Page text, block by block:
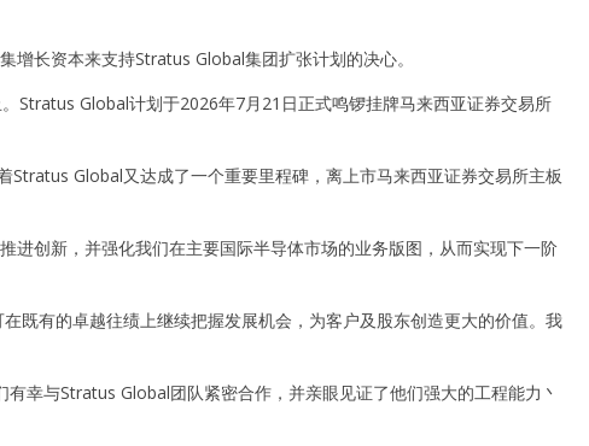
长资本来支持Stratus Global集团扩张计划的决心。
Stratus Global计划于2026年7月21日正式鸣锣挂牌马来西亚证券交易所
Global又达成了一个重要里程碑，离上市马来西亚证券交易所主板
进创新，并强化我们在主要国际半导体市场的业务版图，从而实现下一阶
既有的卓越往绩上继续把握发展机会，为客户及股东创造更大的价值。我
幸与Stratus Global团队紧密合作，并亲眼见证了他们强大的工程能力丶